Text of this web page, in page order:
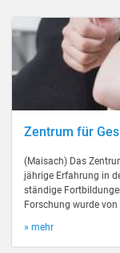
Zentrum für
(Maisach) Das
jährige Erfahrung in
ständige
Forschung wurde
» mehr